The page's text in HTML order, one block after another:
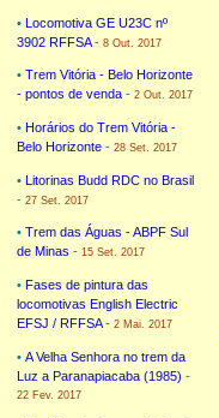
• Locomotiva GE U23C nº
3902 RFFSA- 8 Out. 2017
• Trem Vitória - Belo Horizonte
- pontos de venda - 2 Out. 2017
• Horários do Trem Vitória -
Belo Horizonte - 28 Set. 2017
• Litorinas Budd RDC no Brasil
- 27 Set. 2017
• Trem das Águas - ABPF Sul
de Minas - 15 Set. 2017
• Fases de pintura das
locomotivas English Electric
EFSJ / RFFSA- 2 Mai. 2017
• A Velha Senhora no trem da
Luz a Paranapiacaba (1985) -
22 Fev. 2017